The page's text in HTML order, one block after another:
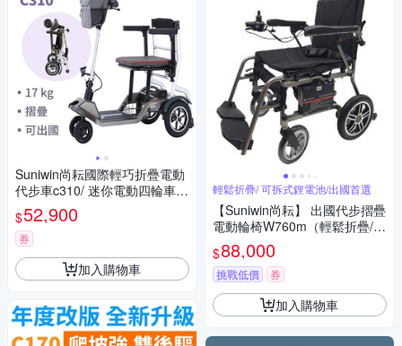
Suniwin尚耘國際輕巧折疊電動
代步車c310/ 迷你電動四輪車/
室內戶外出遊/ 國內外旅行
$52,900
券
加入購物車
輕鬆折疊/ 可拆式鋰電池/出國首選
【Suniwin尚耘】 出國代步摺疊
電動輪椅W760m（輕鬆折疊/
可拆式鋰電池/ 出國首選）
$88,000
挑戰低價 券
加入購物車